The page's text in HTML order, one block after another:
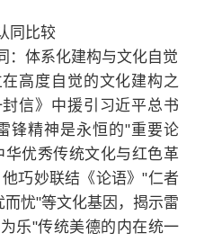
同比较
：体系化建构与文化自觉
高度自觉的文化建构之
信》中援引习近平总书
锋精神是永恒的"重要论
优秀传统文化与红色革
巧妙联结《论语》"仁者
忧"等文化基因，揭示雷
乐"传统美德的内在统一